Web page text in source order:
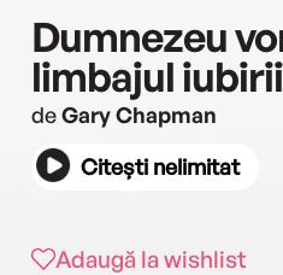
Dumnezeu
limbajul
deGary Chapman
Citești nelimitat
Adaugă la wishlist